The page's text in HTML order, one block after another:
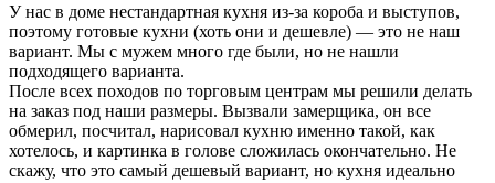
У нас в доме нестандартная кухня из-за короба и выступов,
поэтому готовые кухни (хоть они и дешевле) — это не наш
вариант. Мы с мужем много где были, но не нашли
подходящего варианта.
После всех походов по торговым центрам мы решили делать
на заказ под наши размеры. Вызвали замерщика, он все
обмерил, посчитал, нарисовал кухню именно такой, как
хотелось, и картинка в голове сложилась окончательно. Не
скажу, что это самый дешевый вариант, но кухня идеально